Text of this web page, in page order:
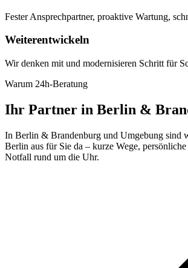
Fester Ansprechpartner, proaktive Wartung,
Weiterentwickeln
Wir denken mit und modernisieren Schritt für
Warum 24h-Beratung
Ihr Partner in Berlin &
In Berlin & Brandenburg und Umgebung sind
Berlin aus für Sie da – kurze Wege,
Notfall rund um die Uhr.